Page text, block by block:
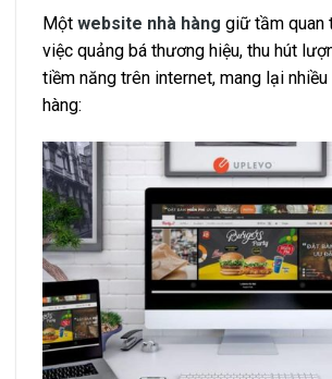
Một website nhà hàng giữ tầm quan
việc quảng bá thương hiệu, thu hút
tiềm năng trên internet, mang lại
hàng: